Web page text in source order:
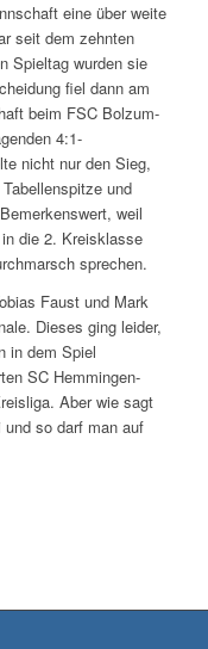
eine über weite
seit dem zehnten
Spieltag wurden sie
fiel dann am
beim FSC Bolzum-
4:1-
nicht nur den Sieg,
und
weil
die 2. Kreisklasse
sprechen.
Faust und Mark
Dieses ging leider,
in dem Spiel
SC Hemmingen-
Aber wie sagt
so darf man auf